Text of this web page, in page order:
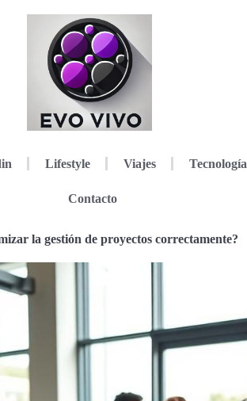
Lifestyle Viajes Tecnología
Contacto
la gestión de proyectos correctamente?